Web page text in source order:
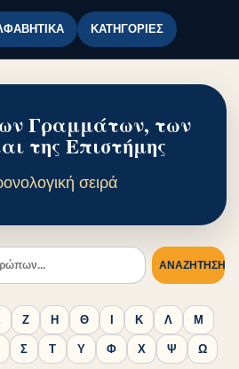
ΚΑΤΗΓΟΡΊΕΣ
Γραμμάτων, των
της Επιστήμης
σειρά
ΑΝΑΖΉΤΗΣΗ
Ζ Η Θ Κ Λ Μ
Σ Τ Υ Φ Χ Ψ Ω